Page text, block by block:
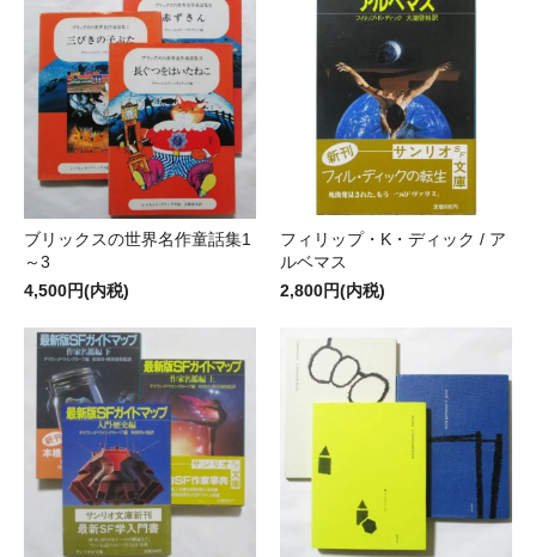
ブリックスの世界名作童話集1
～3
4,500円(内税)
フィリップ・K・ディック / ア
ルベマス
2,800円(内税)